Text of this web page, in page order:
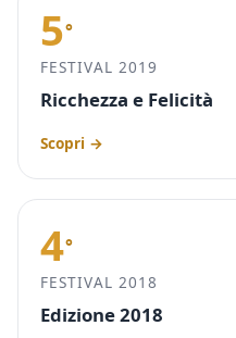
5°
FESTIVAL 2019
Ricchezza e Felicità
Scopri →
4°
FESTIVAL 2018
Edizione 2018